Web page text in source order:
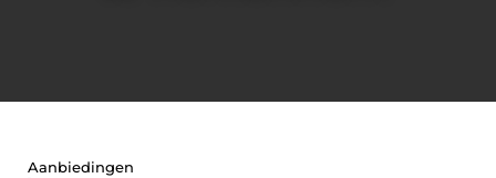
Aanbiedingen